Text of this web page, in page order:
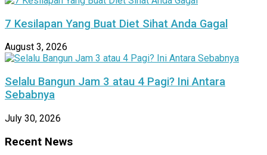
7 Kesilapan Yang Buat Diet Sihat Anda Gagal
August 3, 2026
Selalu Bangun Jam 3 atau 4 Pagi? Ini Antara
Sebabnya
July 30, 2026
Recent News